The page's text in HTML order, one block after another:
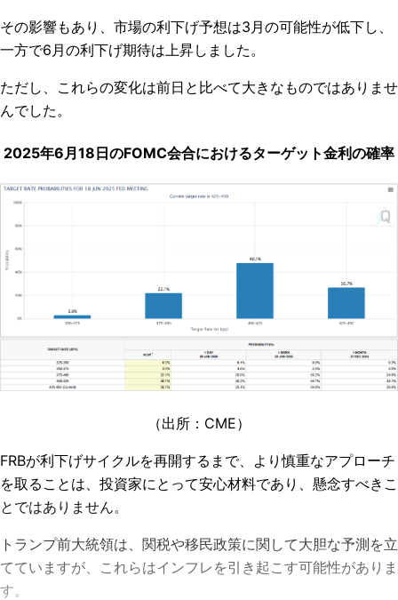
その影響もあり、市場の利下げ予想は3月の可能性が低下し、
一方で6月の利下げ期待は上昇しました。
ただし、これらの変化は前日と比べて大きなものではありませ
んでした。
2025年6月18日のFOMC会合におけるターゲット金利の確率
（出所：CME）
FRBが利下げサイクルを再開するまで、より慎重なアプローチ
を取ることは、投資家にとって安心材料であり、懸念すべきこ
とではありません。
トランプ前大統領は、関税や移民政策に関して大胆な予測を立
てていますが、これらはインフレを引き起こす可能性がありま
す。